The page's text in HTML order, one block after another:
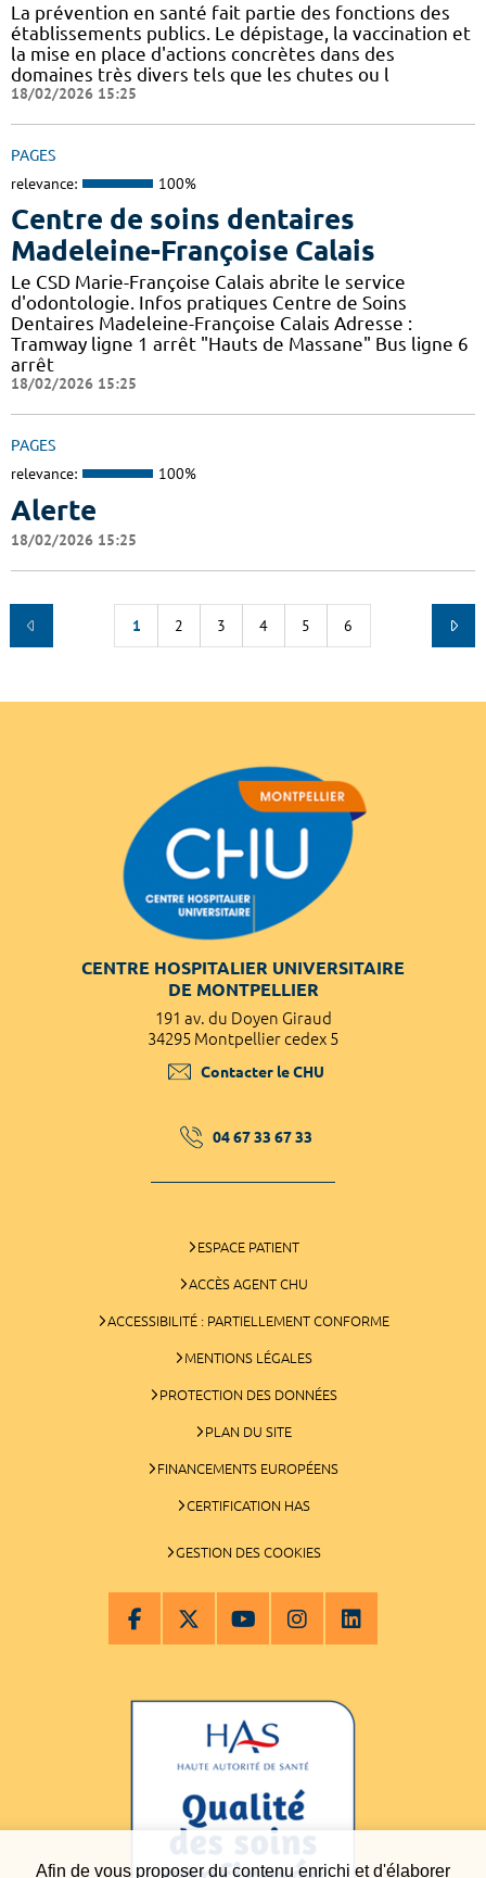
Afin de vous proposer du contenu enrichi et d'élaborer
La prévention en santé fait partie des fonctions des
établissements publics. Le dépistage, la vaccination et
la mise en place d'actions concrètes dans des
domaines très divers tels que les chutes ou l
18/02/2026 15:25
PAGES
relevance: 100%
Centre de soins dentaires
Madeleine-Françoise Calais
Le CSD Marie-Françoise Calais abrite le service
d'odontologie. Infos pratiques Centre de Soins
Dentaires Madeleine-Françoise Calais Adresse :
Tramway ligne 1 arrêt "Hauts de Massane" Bus ligne 6
arrêt
18/02/2026 15:25
PAGES
relevance: 100%
Alerte
18/02/2026 15:25
1 2 3 4 5 6
CENTRE HOSPITALIER UNIVERSITAIRE
DE MONTPELLIER
191 av. du Doyen Giraud
34295 Montpellier cedex 5
Contacter le CHU
04 67 33 67 33
ESPACE PATIENT
ACCÈS AGENT CHU
ACCESSIBILITÉ : PARTIELLEMENT CONFORME
MENTIONS LÉGALES
PROTECTION DES DONNÉES
PLAN DU SITE
FINANCEMENTS EUROPÉENS
CERTIFICATION HAS
GESTION DES COOKIES